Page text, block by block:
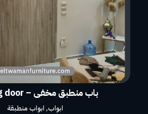
باب منطبق مخفى – folding door
ابواب, ابواب منطبقة